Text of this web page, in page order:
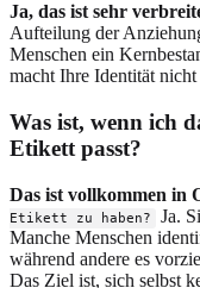
Ja, das ist sehr
Aufteilung der
Menschen ein
macht Ihre Identität
Was ist, wenn ich
Etikett passt?
Das ist vollkommen in
Etikett zu haben?
Ja.
Manche Menschen
während andere es
Das Ziel ist, sich selbst